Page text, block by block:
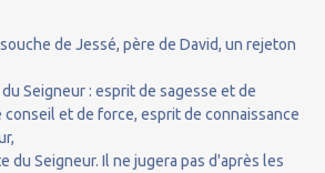
de Jessé, père de David, un rejeton
Seigneur : esprit de sagesse et de
et de force, esprit de connaissance
du Seigneur. Il ne jugera pas d'après les